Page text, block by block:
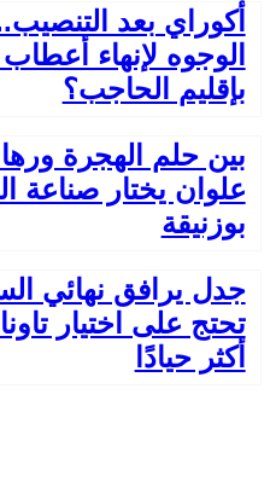
أكوراي بعد
الوجوه لإنهاء أعطاب
بإقليم الحاجب؟
بين حلم الهجرة
علوان يختار صناعة
بوزنيقة
جدل يرافق نهائي
تحتج على اختيار
أكثر حيادًا